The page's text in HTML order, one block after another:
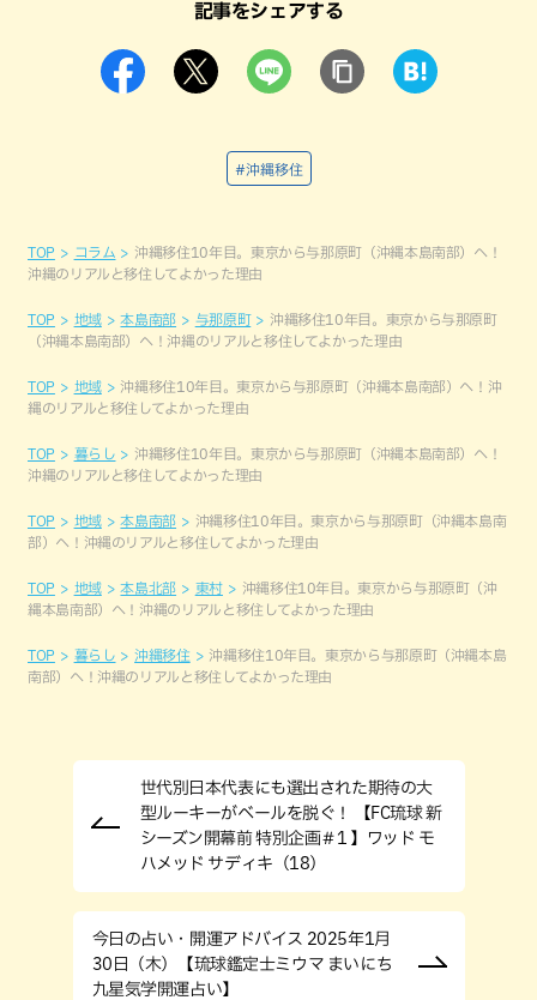
記事をシェアする
#沖縄移住
TOP コラム
沖縄移住10年目。東京から与那原町（沖縄本島南部）へ！
沖縄のリアルと移住してよかった理由
TOP 地域 本島南部 与那原町
沖縄移住10年目。東京から与那原町
（沖縄本島南部）へ！沖縄のリアルと移住してよかった理由
TOP 地域
沖縄移住10年目。東京から与那原町（沖縄本島南部）へ！沖
縄のリアルと移住してよかった理由
TOP 暮らし
沖縄移住10年目。東京から与那原町（沖縄本島南部）へ！
沖縄のリアルと移住してよかった理由
TOP 地域 本島南部
沖縄移住10年目。東京から与那原町（沖縄本島南
部）へ！沖縄のリアルと移住してよかった理由
TOP 地域 本島北部 東村
沖縄移住10年目。東京から与那原町（沖
縄本島南部）へ！沖縄のリアルと移住してよかった理由
TOP 暮らし 沖縄移住
沖縄移住10年目。東京から与那原町（沖縄本島
南部）へ！沖縄のリアルと移住してよかった理由
世代別日本代表にも選出された期待の大
型ルーキーがベールを脱ぐ！ 【FC琉球 新
シーズン開幕前 特別企画＃1 】ワッド モ
ハメッド サディキ（18）
今日の占い・開運アドバイス 2025年1月
30日（木）【琉球鑑定士ミウマ まいにち
九星気学開運占い】